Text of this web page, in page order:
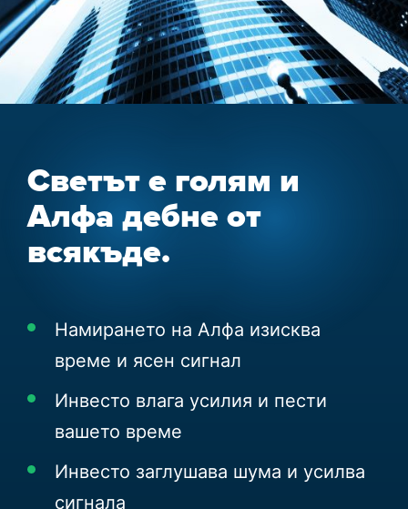
Светът е голям и
Алфа дебне от
всякъде.
Намирането на Алфа изисква
време и ясен сигнал
Инвесто влага усилия и пести
вашето време
Инвесто заглушава шума и усилва
сигнала